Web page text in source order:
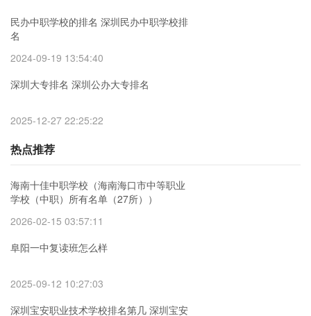
民办中职学校的排名 深圳民办中职学校排
名
2024-09-19 13:54:40
深圳大专排名 深圳公办大专排名
2025-12-27 22:25:22
热点推荐
海南十佳中职学校（海南海口市中等职业
学校（中职）所有名单（27所））
2026-02-15 03:57:11
阜阳一中复读班怎么样
2025-09-12 10:27:03
深圳宝安职业技术学校排名第几 深圳宝安